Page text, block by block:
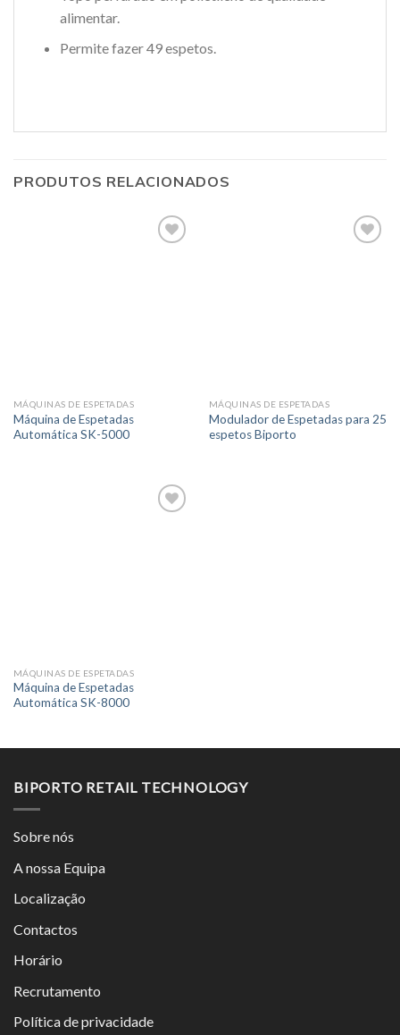
alimentar.
Permite fazer 49 espetos.
PRODUTOS RELACIONADOS
MÁQUINAS DE ESPETADAS
Máquina de Espetadas
Automática SK-5000
MÁQUINAS DE ESPETADAS
Modulador de Espetadas para 25
espetos Biporto
MÁQUINAS DE ESPETADAS
Máquina de Espetadas
Automática SK-8000
BIPORTO RETAIL TECHNOLOGY
Sobre nós
A nossa Equipa
Localização
Contactos
Horário
Recrutamento
Política de privacidade